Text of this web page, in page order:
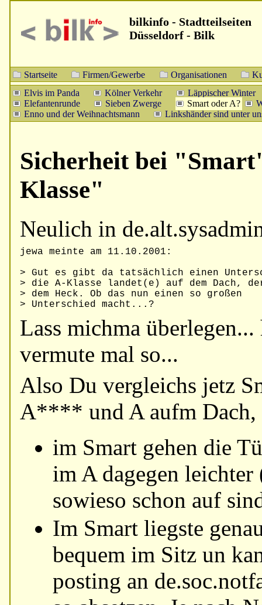
bilkinfo - Stadtteilseiten
Düsseldorf - Bilk
Startseite Firmen/Gewerbe Organisationen
Elvis im Panda
Kölner Verkehr
Läppischer Winter
Elefantenrunde
Sieben Zwerge Smart oder A?
Enno und der Weihnachtsmann
Linkshänder sind unter
Sicherheit bei
Klasse"
Neulich in
jewa meinte am 11.10.2001:
> Gut es gibt da tatsächlich einen
> die A-Klasse landet(e) auf dem Dach,
> dem Heck. Ob das nun einen so großen
Lass michma
vermute mal so...
Also Du vergleichs jetz
A**** und A aufm Dach,
im Smart gehen die
im A dagegen leichter
sowieso schon auf
Im Smart liegste
bequem im Sitz un
posting an